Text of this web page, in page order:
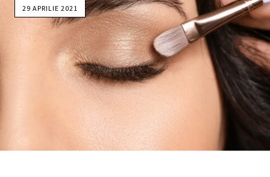
29 APRILIE 2021